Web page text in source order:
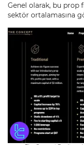
Genel olarak, bu prop
sektör ortalamasına